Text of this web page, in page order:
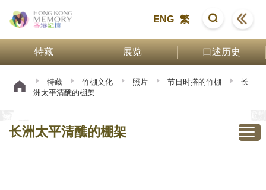
ENG 繁
特藏 展览 口述历史
特藏 竹棚文化 照片 节日时搭的竹棚
长
洲太平清醮的棚架
长洲太平清醮的棚架